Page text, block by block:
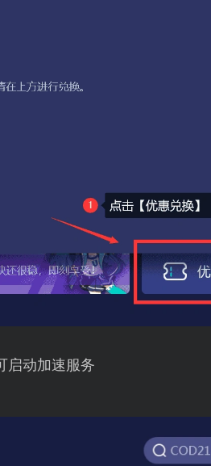
启动加速服务